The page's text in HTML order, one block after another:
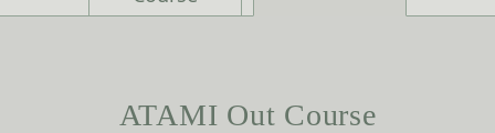
ATAMI Out Course